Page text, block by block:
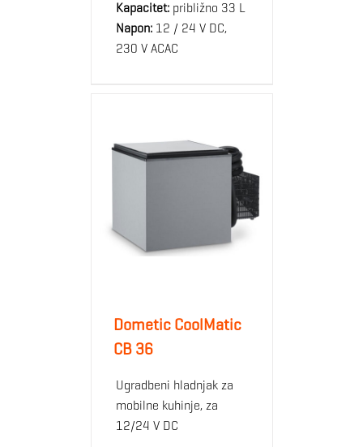
Kapacitet:približno 33 L
Napon:12 / 24 V DC,
230 V ACAC
Dometic CoolMatic
CB 36
Ugradbeni hladnjak za
mobilne kuhinje, za
12/24 V DC